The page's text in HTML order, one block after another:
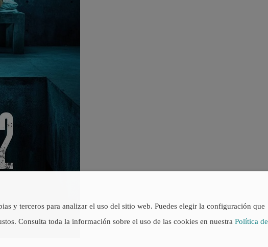
y terceros para analizar el uso del sitio web. Puedes elegir la configuración que
Consulta toda la información sobre el uso de las cookies en nuestra Política de